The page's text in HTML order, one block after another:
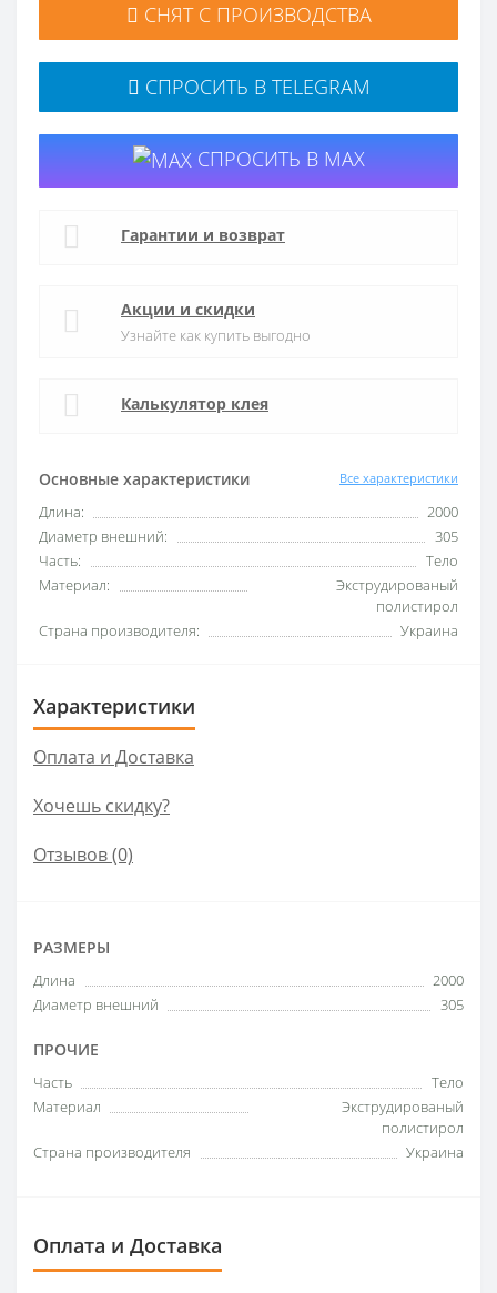
Основные характеристики Все характеристики
Длина:
2000
Диаметр внешний:
305
Часть:
Тело
Материал:
Экструдированый
полистирол
Страна производителя:
Украина
СНЯТ С ПРОИЗВОДСТВА
СПРОСИТЬ В TELEGRAM
СПРОСИТЬ В MAX
Гарантии и возврат
Акции и скидки
Узнайте как купить выгодно
Калькулятор клея
Характеристики
Оплата и Доставка
Хочешь скидку?
Отзывов (0)
РАЗМЕРЫ
Длина
2000
Диаметр внешний
305
ПРОЧИЕ
Часть
Тело
Материал
Экструдированый
полистирол
Страна производителя
Украина
Оплата и Доставка